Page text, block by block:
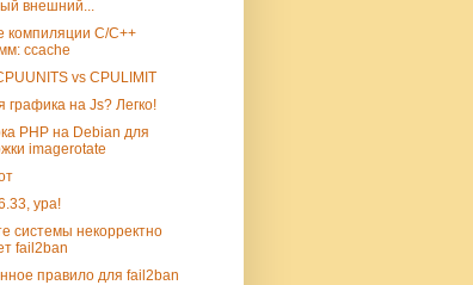
внешний...
компиляции C/C++
ccache
vs CPULIMIT
графика на Js? Легко!
PHP на Debian для
imagerotate
ура!
системы некорректно
fail2ban
правило для fail2ban